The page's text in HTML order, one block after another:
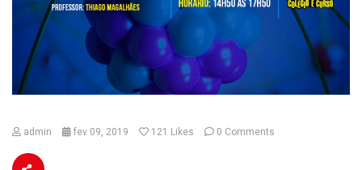
admin fev 09, 2019 121 Likes 0 Comments